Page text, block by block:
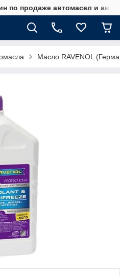
по продаже автомасел и
Масло RAVENOL